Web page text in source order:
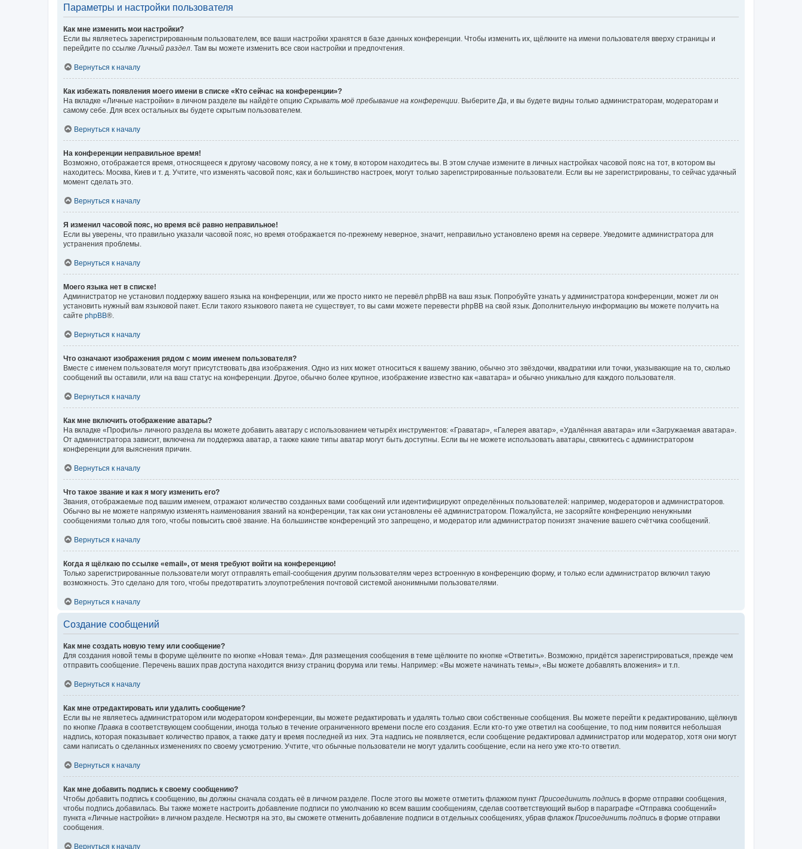
Параметры и настройки пользователя
Как мне изменить мои настройки?
Если вы являетесь зарегистрированным пользователем, все ваши настройки хранятся в базе данных конференции. Чтобы изменить их, щёлкните на имени пользователя вверху страницы и
перейдите по ссылкеЛичный раздел. Там вы можете изменить все свои настройки и предпочтения.
Вернуться к началу
Как избежать появления моего имени в списке «Кто сейчас на конференции»?
На вкладке «Личные настройки» в личном разделе вы найдёте опцию Скрывать моё пребывание на конференции. ВыберитеДа, и вы будете видны только администраторам, модераторам и
самому себе. Для всех остальных вы будете скрытым пользователем.
Вернуться к началу
На конференции неправильное время!
Возможно, отображается время, относящееся к другому часовому поясу, а не к тому, в котором находитесь вы. В этом случае измените в личных настройках часовой пояс на тот, в котором вы
находитесь: Москва, Киев и т. д. Учтите, что изменять часовой пояс, как и большинство настроек, могут только зарегистрированные пользователи. Если вы не зарегистрированы, то сейчас удачный
момент сделать это.
Вернуться к началу
Я изменил часовой пояс, но время всё равно неправильное!
Если вы уверены, что правильно указали часовой пояс, но время отображается по-прежнему неверное, значит, неправильно установлено время на сервере. Уведомите администратора для
устранения проблемы.
Вернуться к началу
Моего языка нет в списке!
Администратор не установил поддержку вашего языка на конференции, или же просто никто не перевёл phpBB на ваш язык. Попробуйте узнать у администратора конференции, может ли он
установить нужный вам языковой пакет. Если такого языкового пакета не существует, то вы сами можете перевести phpBB на свой язык. Дополнительную информацию вы можете получить на
сайте phpBB®.
Вернуться к началу
Что означают изображения рядом с моим именем пользователя?
Вместе с именем пользователя могут присутствовать два изображения. Одно из них может относиться к вашему званию, обычно это звёздочки, квадратики или точки, указывающие на то, сколько
сообщений вы оставили, или на ваш статус на конференции. Другое, обычно более крупное, изображение известно как «аватара» и обычно уникально для каждого пользователя.
Вернуться к началу
Как мне включить отображение аватары?
На вкладке «Профиль» личного раздела вы можете добавить аватару с использованием четырёх инструментов: «Граватар», «Галерея аватар», «Удалённая аватара» или «Загружаемая аватара».
От администратора зависит, включена ли поддержка аватар, а также какие типы аватар могут быть доступны. Если вы не можете использовать аватары, свяжитесь с администратором
конференции для выяснения причин.
Вернуться к началу
Что такое звание и как я могу изменить его?
Звания, отображаемые под вашим именем, отражают количество созданных вами сообщений или идентифицируют определённых пользователей: например, модераторов и администраторов.
Обычно вы не можете напрямую изменять наименования званий на конференции, так как они установлены её администратором. Пожалуйста, не засоряйте конференцию ненужными
сообщениями только для того, чтобы повысить своё звание. На большинстве конференций это запрещено, и модератор или администратор понизят значение вашего счётчика сообщений.
Вернуться к началу
Когда я щёлкаю по ссылке «email», от меня требуют войти на конференцию!
Только зарегистрированные пользователи могут отправлять email-сообщения другим пользователям через встроенную в конференцию форму, и только если администратор включил такую
возможность. Это сделано для того, чтобы предотвратить злоупотребления почтовой системой анонимными пользователями.
Вернуться к началу
Создание сообщений
Как мне создать новую тему или сообщение?
Для создания новой темы в форуме щёлкните по кнопке «Новая тема». Для размещения сообщения в теме щёлкните по кнопке «Ответить». Возможно, придётся зарегистрироваться, прежде чем
отправить сообщение. Перечень ваших прав доступа находится внизу страниц форума или темы. Например: «Вы можете начинать темы», «Вы можете добавлять вложения» и т.п.
Вернуться к началу
Как мне отредактировать или удалить сообщение?
Если вы не являетесь администратором или модератором конференции, вы можете редактировать и удалять только свои собственные сообщения. Вы можете перейти к редактированию, щёлкнув
по кнопке Правка в соответствующем сообщении, иногда только в течение ограниченного времени после его создания. Если кто-то уже ответил на сообщение, то под ним появится небольшая
надпись, которая показывает количество правок, а также дату и время последней из них. Эта надпись не появляется, если сообщение редактировал администратор или модератор, хотя они могут
сами написать о сделанных изменениях по своему усмотрению. Учтите, что обычные пользователи не могут удалить сообщение, если на него уже кто-то ответил.
Вернуться к началу
Как мне добавить подпись к своему сообщению?
Чтобы добавить подпись к сообщению, вы должны сначала создать её в личном разделе. После этого вы можете отметить флажком пункт Присоединить подпись в форме отправки сообщения,
чтобы подпись добавилась. Вы также можете настроить добавление подписи по умолчанию ко всем вашим сообщениям, сделав соответствующий выбор в параграфе «Отправка сообщений»
пункта «Личные настройки» в личном разделе. Несмотря на это, вы сможете отменить добавление подписи в отдельных сообщениях, убрав флажок Присоединить подпись в форме отправки
сообщения.
Вернуться к началу